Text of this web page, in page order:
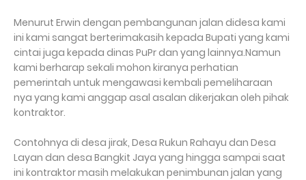
Menurut Erwin dengan pembangunan jalan didesa kami
ini kami sangat berterimakasih kepada Bupati yang kami
cintai juga kepada dinas PuPr dan yang lainnya.Namun
kami berharap sekali mohon kiranya perhatian
pemerintah untuk mengawasi kembali pemeliharaan
nya yang kami anggap asal asalan dikerjakan oleh pihak
kontraktor.
Contohnya di desa jirak, Desa Rukun Rahayu dan Desa
Layan dan desa Bangkit Jaya yang hingga sampai saat
ini kontraktor masih melakukan penimbunan jalan yang